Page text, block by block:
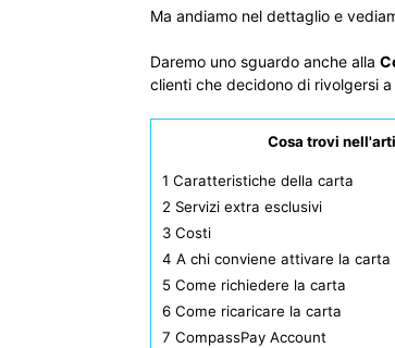
Ma andiamo nel dettaglio e
Daremo uno sguardo anche alla
clienti che decidono di rivolgersi
Cosa trovi
1 Caratteristiche della carta
2 Servizi extra esclusivi
3 Costi
4 A chi conviene attivare la carta
5 Come richiedere la carta
6 Come ricaricare la carta
7 CompassPay Account